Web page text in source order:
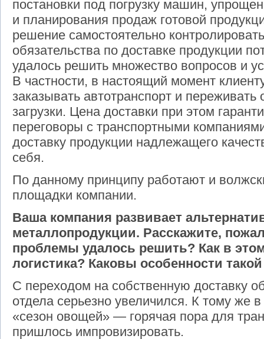
постановки под погрузку машин,
и планирования продаж готовой
решение самостоятельно
обязательства по доставке продукции
удалось решить множество вопросов и
В частности, в настоящий момент
заказывать автотранспорт и переживать
загрузки. Цена доставки при этом
переговоры с транспортными
доставку продукции надлежащего
себя.
По данному принципу работают и
площадки компании.
Ваша компания развивает
металлопродукции. Расскажите,
проблемы удалось решить? Как в
логистика? Каковы особенности
С переходом на собственную доставку
отдела серьезно увеличился. К тому же
«сезон овощей» — горячая пора для
пришлось импровизировать.